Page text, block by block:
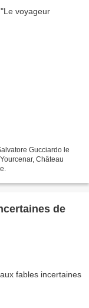
Gucciardo le
Château
de